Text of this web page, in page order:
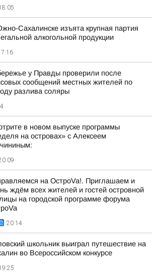
Сахалинске изъята крупная партия
алкогольной продукции
у Правды проверили после
сообщений местных жителей по
разлива соляры
в новом выпуске программы
на островах» с Алексеем
на ОстроVa!. Приглашаем и
ждём всех жителей и гостей островной
на городской программе форума
20:14
школьник выиграл путешествие на
во Всероссийском конкурсе